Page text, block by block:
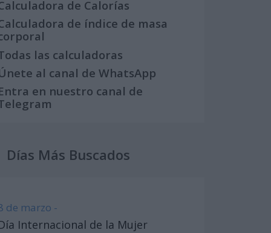
de Calorías
de índice de masa
las calculadoras
al canal de WhatsApp
en nuestro canal de
Días Más Buscados
de marzo -
Internacional de la Mujer